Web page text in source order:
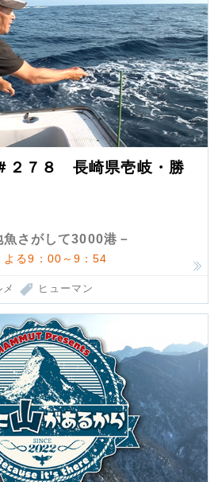
２７８ 長崎県壱岐・勝
さがして3000港－
よる9：00～9：54
ヒューマン